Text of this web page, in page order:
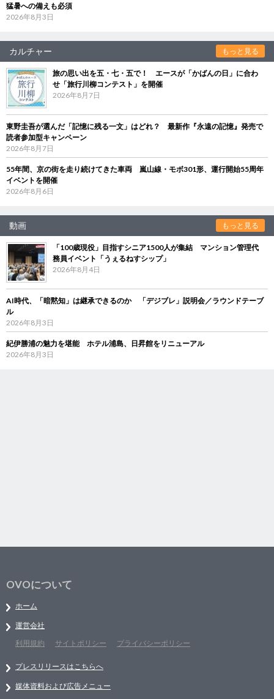
猛暑への備えも必須
2026年8月3日
カルチャー もっと見る
旅の思い出を五・七・五で！ エースが「かばんの日」に合わ
せ「旅行川柳コンテスト」を開催
2026年8月7日
東野圭吾が選んだ「記憶に残る一文」はどれ？ 最新作『永遠の記憶』発売で
読者参加型キャンペーン
2026年8月7日
55年間、京の街を走り続けてきた車両 嵐山線・モボ301形、運行開始55周年
イベントを開催
2026年8月6日
動画 もっと見る
「100歳現役」目指すシニア1500人が集結 マンション管理代
務員イベント「うぇるねすシップ」
2026年8月4日
AI時代、「暗黙知」は継承できるのか 「デジブレ」説明会／ラウンドテーブ
ル
2026年8月3日
紀伊勝浦の魅力を堪能 ホテル浦島、日昇館をリニューアル
2026年8月3日
OVOについて
ホーム
運営会社
利用規約
サイトポリシー プライバシーポリシー
プレスリリースはこちらへ
媒体資料および広告メニュー